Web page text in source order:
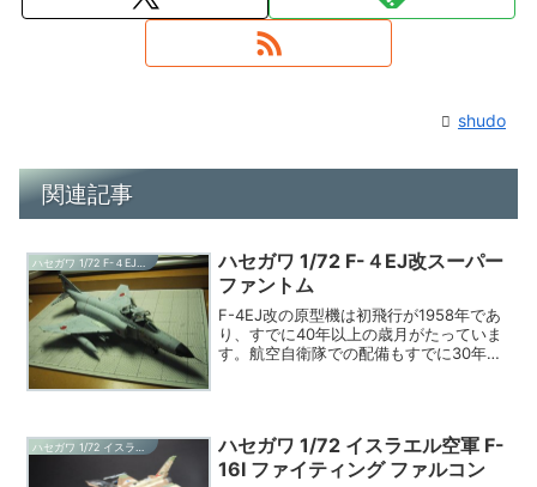
shudo
関連記事
ハセガワ 1/72 F-４EJ改スーパーファントム
ハセガワ 1/72 F-４EJ改スーパー
ファントム
F-4EJ改の原型機は初飛行が1958年であ
り、すでに40年以上の歳月がたっていま
す。航空自衛隊での配備もすでに30年以
ハセガワ 1/72 イスラエル空軍 F-
16I ファイティング ファルコン